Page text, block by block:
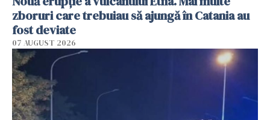
zboruri care trebuiau să ajungă în Catania au
fost deviate
07 AUGUST 2026